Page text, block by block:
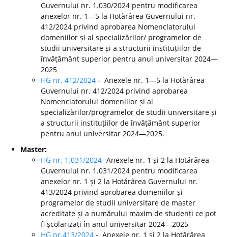
Guvernului nr. 1.030/2024 pentru modificarea
anexelor nr. 1—5 la Hotărârea Guvernului nr.
412/2024 privind aprobarea Nomenclatorului
domeniilor și al specializărilor/ programelor de
studii universitare și a structurii instituțiilor de
învățământ superior pentru anul universitar 2024—
2025
HG nr. 412/2024 - Anexele nr. 1—5 la Hotărârea
Guvernului nr. 412/2024 privind aprobarea
Nomenclatorului domeniilor și al
specializărilor/programelor de studii universitare și
a structurii instituțiilor de învățământ superior
pentru anul universitar 2024—2025.
Master:
HG nr. 1.031/2024- Anexele nr. 1 și 2 la Hotărârea
Guvernului nr. 1.031/2024 pentru modificarea
anexelor nr. 1 și 2 la Hotărârea Guvernului nr.
413/2024 privind aprobarea domeniilor și
programelor de studii universitare de master
acreditate și a numărului maxim de studenți ce pot
fi școlarizați în anul universitar 2024—2025
HG nr.413/2024 - Anexele nr. 1 și 2 la Hotărârea